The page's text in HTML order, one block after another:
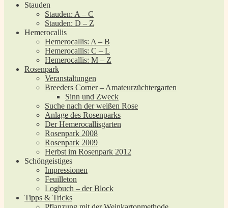
Stauden
Stauden: A – C
Stauden: D – Z
Hemerocallis
Hemerocallis: A – B
Hemerocallis: C – L
Hemerocallis: M – Z
Rosenpark
Veranstaltungen
Breeders Corner – Amateurzüchtergarten
Sinn und Zweck
Suche nach der weißen Rose
Anlage des Rosenparks
Der Hemerocallisgarten
Rosenpark 2008
Rosenpark 2009
Herbst im Rosenpark 2012
Schöngeistiges
Impressionen
Feuilleton
Logbuch – der Block
Tipps & Tricks